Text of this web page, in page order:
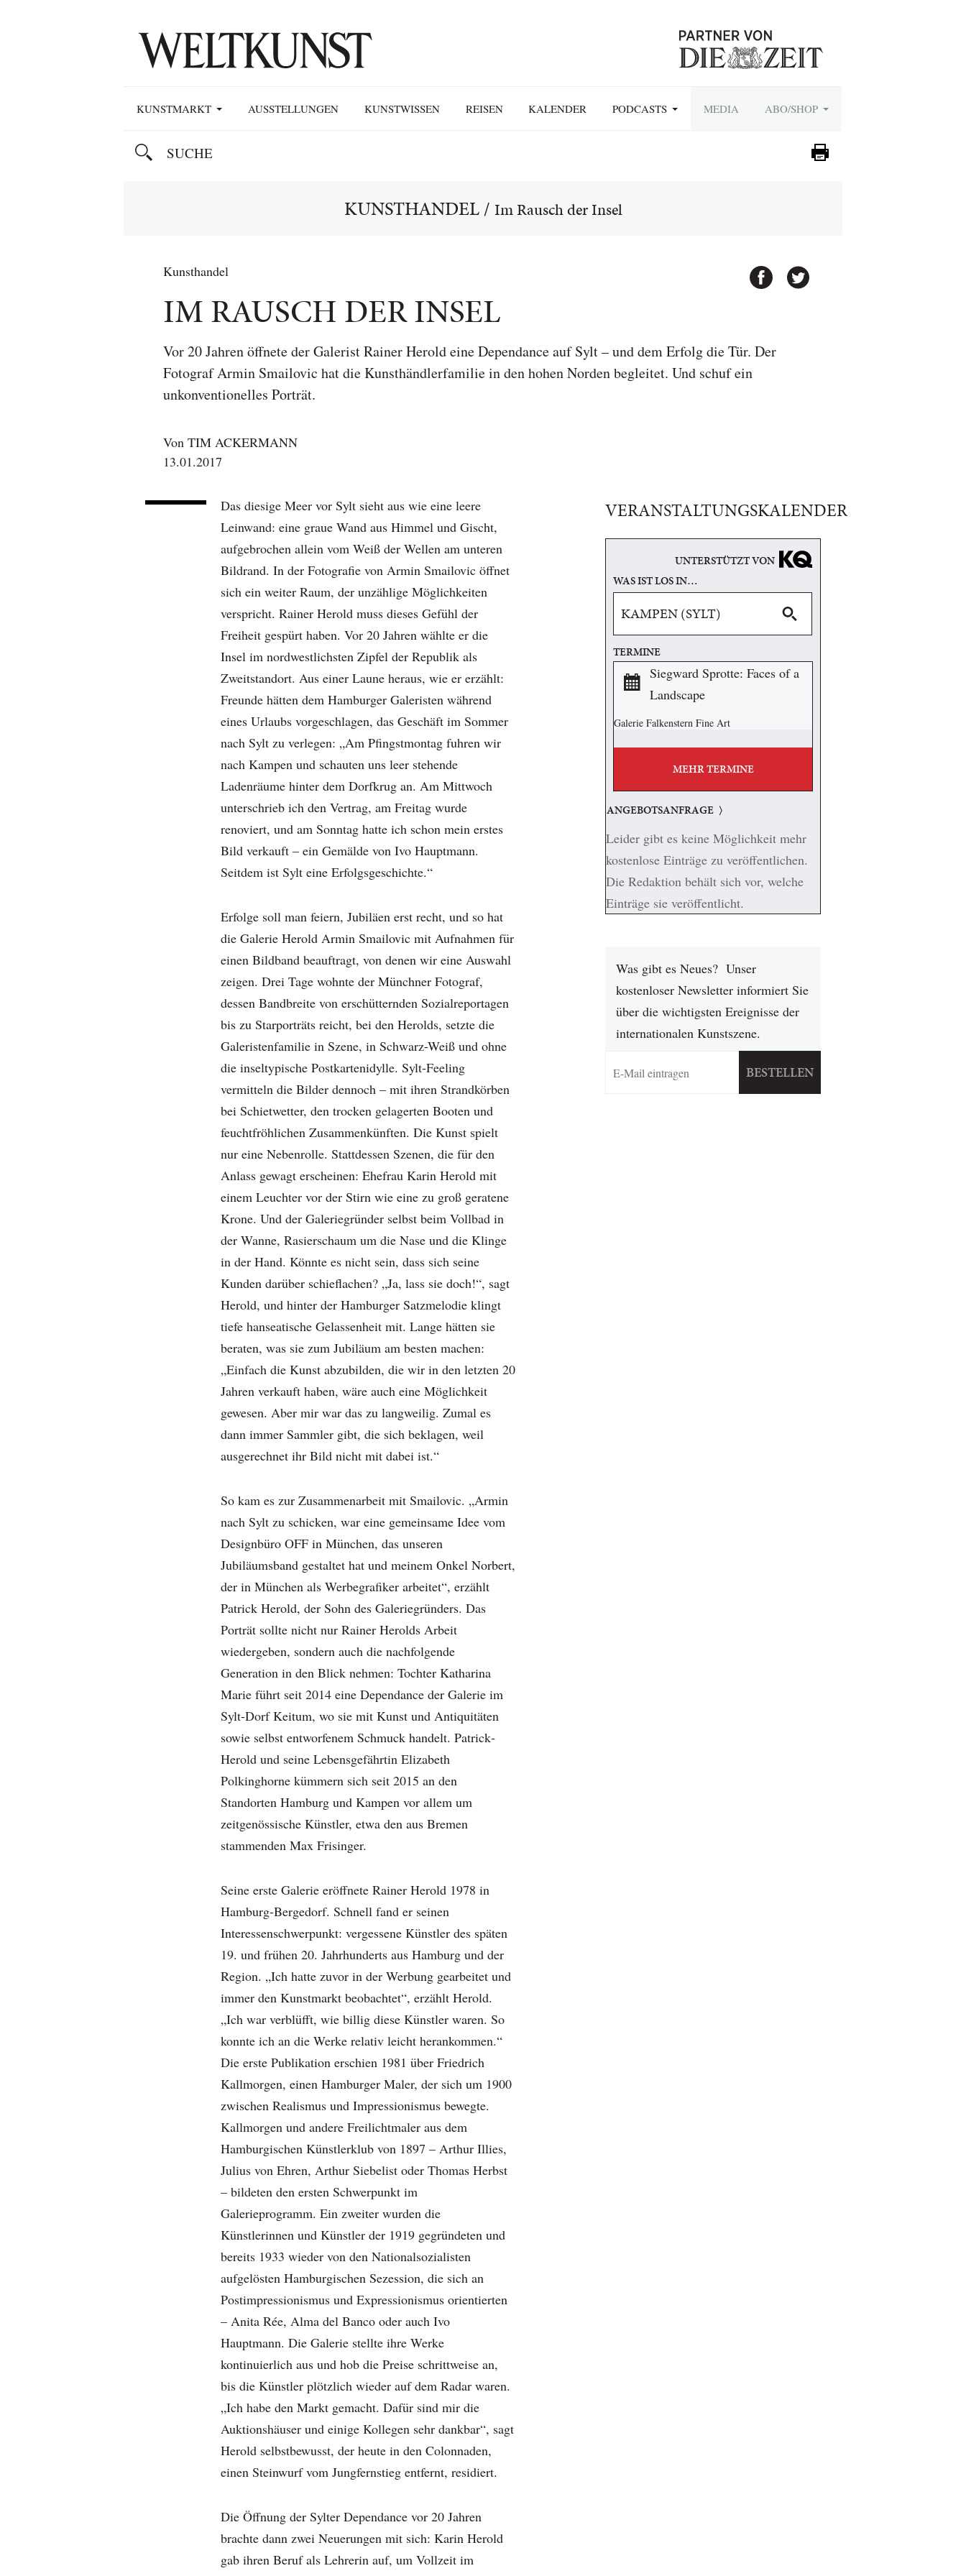
KUNSTMARKT AUSSTELLUNGEN KUNSTWISSEN REISEN KALENDER PODCASTS MEDIA ABO/SHOP
KUNSTHANDEL/ Im Rausch der Insel
Kunsthandel
IM RAUSCH DER INSEL
Vor 20 Jahren öffnete der Galerist Rainer Herold eine Dependance auf Sylt – und dem Erfolg die Tür. Der
Fotograf Armin Smailovic hat die Kunsthändlerfamilie in den hohen Norden begleitet. Und schuf ein
unkonventionelles Porträt.
Von TIM ACKERMANN
13.01.2017
Das diesige Meer vor Sylt sieht aus wie eine leere
Leinwand: eine graue Wand aus Himmel und Gischt,
aufgebrochen allein vom Weiß der Wellen am unteren
Bildrand. In der Fotografie von Armin Smailovic öffnet
sich ein weiter Raum, der unzählige Möglichkeiten
verspricht. Rainer Herold muss dieses Gefühl der
Freiheit gespürt haben. Vor 20 Jahren wählte er die
Insel im nordwestlichsten Zipfel der Republik als
Zweitstandort. Aus einer Laune heraus, wie er erzählt:
Freunde hätten dem Hamburger Galeristen während
eines Urlaubs vorgeschlagen, das Geschäft im Sommer
nach Sylt zu verlegen: „Am Pfingstmontag fuhren wir
nach Kampen und schauten uns leer stehende
Ladenräume hinter dem Dorfkrug an. Am Mittwoch
unterschrieb ich den Vertrag, am Freitag wurde
renoviert, und am Sonntag hatte ich schon mein erstes
Bild verkauft – ein Gemälde von Ivo Hauptmann.
Seitdem ist Sylt eine Erfolgsgeschichte.“
Erfolge soll man feiern, Jubiläen erst recht, und so hat
die Galerie Herold Armin Smailovic mit Aufnahmen für
einen Bildband beauftragt, von denen wir eine Auswahl
zeigen. Drei Tage wohnte der Münchner Fotograf,
dessen Bandbreite von erschütternden Sozialreportagen
bis zu Starporträts reicht, bei den Herolds, setzte die
Galeristenfamilie in Szene, in Schwarz-Weiß und ohne
die inseltypische Postkartenidylle. Sylt-Feeling
vermitteln die Bilder dennoch – mit ihren Strandkörben
bei Schietwetter, den trocken gelagerten Booten und
feuchtfröhlichen Zusammenkünften. Die Kunst spielt
nur eine Nebenrolle. Stattdessen Szenen, die für den
Anlass gewagt erscheinen: Ehefrau Karin Herold­ mit
einem Leuchter vor der Stirn wie eine zu groß geratene
Krone. Und der Galeriegründer selbst beim Vollbad in
der Wanne, Rasierschaum um die Nase und die Klinge
in der Hand. Könnte es nicht sein, dass sich seine
Kunden darüber schieflachen? „Ja, lass sie doch!“, sagt
Herold, und hinter der Hamburger Satzmelodie klingt
tiefe hanseatische Gelassenheit mit. Lange hätten sie
beraten, was sie zum Jubiläum am besten machen:
„Einfach die Kunst abzubilden, die wir in den letzten 20
Jahren verkauft haben, wäre auch eine Möglichkeit
gewesen. Aber mir war das zu langweilig. Zumal es
dann immer Sammler gibt, die sich beklagen, weil
ausgerechnet ihr Bild nicht mit dabei ist.“
So kam es zur Zusammenarbeit mit Smailovic. „Armin
nach Sylt zu schicken, war eine gemeinsame Idee vom
Designbüro OFF in München, das unseren
Jubiläumsband gestaltet hat und meinem Onkel Norbert,
der in München als Werbegrafiker arbeitet“, erzählt
Patrick Herold, der Sohn des Galeriegründers. Das
Porträt sollte nicht nur Rainer Herolds Arbeit
wiedergeben, sondern auch die nachfolgende
Generation in den Blick nehmen: Tochter Katharina
Marie führt seit 2014 eine Dependance der Galerie im
Sylt-Dorf Keitum, wo sie mit Kunst und Antiquitäten
sowie selbst entworfenem Schmuck handelt. Patrick­
Herold und seine Lebensgefährtin Elizabeth
Polkinghorne kümmern sich seit 2015 an den
Standorten Hamburg und Kampen vor allem um
zeitgenössische Künstler, etwa den aus Bremen
stammenden Max Frisinger.
Seine erste Galerie eröffnete Rainer Herold­ 1978 in
Hamburg-Bergedorf. Schnell fand er seinen
Interessenschwerpunkt: vergessene Künstler des späten
19. und frühen 20. Jahrhunderts aus Hamburg und der
Region. „Ich hatte zuvor in der Werbung gearbeitet und
immer den Kunstmarkt beobachtet“, erzählt Herold.
„Ich war verblüfft, wie billig diese Künstler waren. So
konnte ich an die Werke relativ leicht herankommen.“
Die erste Publikation erschien 1981 über Friedrich
Kallmorgen, einen Hamburger Maler, der sich um 1900
zwischen Realismus und Impressionismus bewegte.
Kallmorgen und andere Freilichtmaler aus dem
Hamburgischen Künstlerklub von 1897 – Arthur Illies,
Julius von Ehren, Arthur Siebelist oder Thomas Herbst
– bildeten den ersten Schwerpunkt im
Galerieprogramm. Ein zweiter wurden die
Künstlerinnen und Künstler der 1919 gegründeten und
bereits 1933 wieder von den Nationalsozialisten
aufgelösten Hamburgischen Sezession, die sich an
Postimpressionismus und Expressionismus orientierten
– Anita Rée, Alma del Banco oder auch Ivo
Hauptmann. Die Galerie stellte ihre Werke
kontinuierlich aus und hob die Preise schrittweise an,
bis die Künstler plötzlich wieder auf dem Radar waren.
„Ich habe den Markt gemacht. Dafür sind mir die
Auktionshäuser und einige Kollegen sehr dankbar“, sagt
Herold selbstbewusst, der heute in den Colonnaden,
einen Steinwurf vom Jungfernstieg entfernt, residiert.
Die Öffnung der Sylter Dependance vor 20 Jahren
brachte dann zwei Neuerungen mit sich: Karin Herold
gab ihren Beruf als Lehrerin auf, um Vollzeit im
VERANSTALTUNGSKALENDER
UNTERSTÜTZT VON
WAS IST LOS IN…
TERMINE
Siegward Sprotte: Faces of a
Landscape
Galerie Falkenstern Fine Art
MEHR TERMINE
ANGEBOTSANFRAGE
Leider gibt es keine Möglichkeit mehr
kostenlose Einträge zu veröffentlichen.
Die Redaktion behält sich vor, welche
Einträge sie veröffentlicht.
Was gibt es Neues? Unser
kostenloser Newsletter informiert Sie
über die wichtigsten Ereignisse der
internationalen Kunstszene.
BESTELLEN